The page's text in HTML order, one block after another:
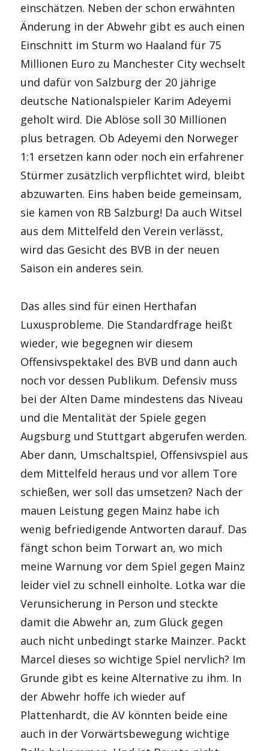
einschätzen. Neben der schon erwähnten
Änderung in der Abwehr gibt es auch einen
Einschnitt im Sturm wo Haaland für 75
Millionen Euro zu Manchester City wechselt
und dafür von Salzburg der 20 jährige
deutsche Nationalspieler Karim Adeyemi
geholt wird. Die Ablöse soll 30 Millionen
plus betragen. Ob Adeyemi den Norweger
1:1 ersetzen kann oder noch ein erfahrener
Stürmer zusätzlich verpflichtet wird, bleibt
abzuwarten. Eins haben beide gemeinsam,
sie kamen von RB Salzburg! Da auch Witsel
aus dem Mittelfeld den Verein verlässt,
wird das Gesicht des BVB in der neuen
Saison ein anderes sein.
Das alles sind für einen Herthafan
Luxusprobleme. Die Standardfrage heißt
wieder, wie begegnen wir diesem
Offensivspektakel des BVB und dann auch
noch vor dessen Publikum. Defensiv muss
bei der Alten Dame mindestens das Niveau
und die Mentalität der Spiele gegen
Augsburg und Stuttgart abgerufen werden.
Aber dann, Umschaltspiel, Offensivspiel aus
dem Mittelfeld heraus und vor allem Tore
schießen, wer soll das umsetzen? Nach der
mauen Leistung gegen Mainz habe ich
wenig befriedigende Antworten darauf. Das
fängt schon beim Torwart an, wo mich
meine Warnung vor dem Spiel gegen Mainz
leider viel zu schnell einholte. Lotka war die
Verunsicherung in Person und steckte
damit die Abwehr an, zum Glück gegen
auch nicht unbedingt starke Mainzer. Packt
Marcel dieses so wichtige Spiel nervlich? Im
Grunde gibt es keine Alternative zu ihm. In
der Abwehr hoffe ich wieder auf
Plattenhardt, die AV könnten beide eine
auch in der Vorwärtsbewegung wichtige